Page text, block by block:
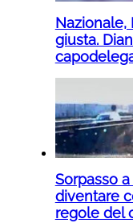
Nazionale,
giusta.
Sorpasso
diventare
regole del